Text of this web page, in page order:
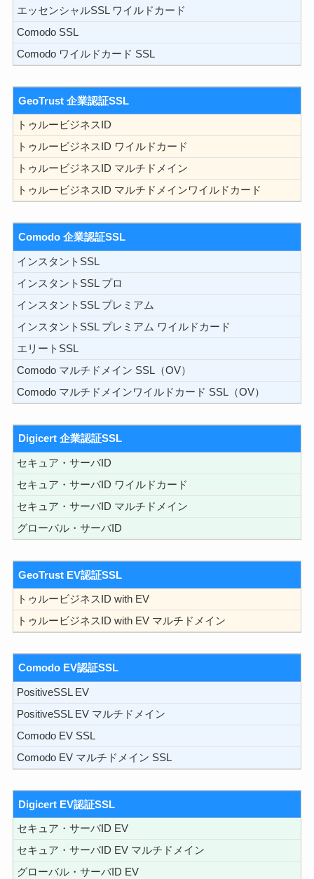
エッセンシャルSSL ワイルドカード
Comodo SSL
Comodo ワイルドカード SSL
GeoTrust 企業認証SSL
トゥルービジネスID
トゥルービジネスID ワイルドカード
トゥルービジネスID マルチドメイン
トゥルービジネスID マルチドメインワイルドカード
Comodo 企業認証SSL
インスタントSSL
インスタントSSL プロ
インスタントSSL プレミアム
インスタントSSL プレミアム ワイルドカード
エリートSSL
Comodo マルチドメイン SSL（OV）
Comodo マルチドメインワイルドカード SSL（OV）
Digicert 企業認証SSL
セキュア・サーバID
セキュア・サーバID ワイルドカード
セキュア・サーバID マルチドメイン
グローバル・サーバID
GeoTrust EV認証SSL
トゥルービジネスID with EV
トゥルービジネスID with EV マルチドメイン
Comodo EV認証SSL
PositiveSSL EV
PositiveSSL EV マルチドメイン
Comodo EV SSL
Comodo EV マルチドメイン SSL
Digicert EV認証SSL
セキュア・サーバID EV
セキュア・サーバID EV マルチドメイン
グローバル・サーバID EV